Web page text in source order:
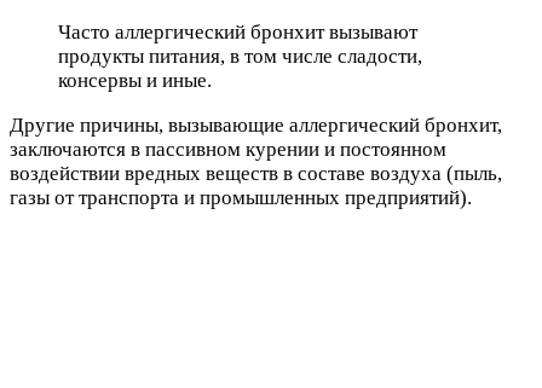
Часто аллергический бронхит вызывают
продукты питания, в том числе сладости,
консервы и иные.
Другие причины, вызывающие аллергический бронхит,
заключаются в пассивном курении и постоянном
воздействии вредных веществ в составе воздуха (пыль,
газы от транспорта и промышленных предприятий).